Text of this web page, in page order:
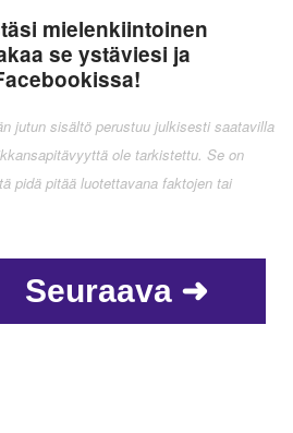
mielenkiintoinen
se ystäviesi ja
jutun sisältö perustuu julkisesti saatavilla
ole tarkistettu. Se on
pidä pitää luotettavana faktojen tai
Seuraava ➜